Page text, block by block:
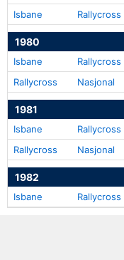
Isbane Rallycross
1980
Isbane Rallycross
Rallycross Nasjonal
1981
Isbane Rallycross
Rallycross Nasjonal
1982
Isbane Rallycross